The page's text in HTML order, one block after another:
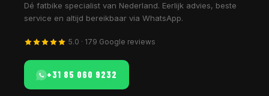
Dé fatbike specialist van Nederland. Eerlijk advies, beste
service en altijd bereikbaar via WhatsApp.
5.0 · 179 Google reviews
+31 85 060 9232